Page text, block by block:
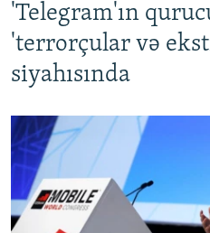
'Telegram'ın
'terrorçular və
siyahısında